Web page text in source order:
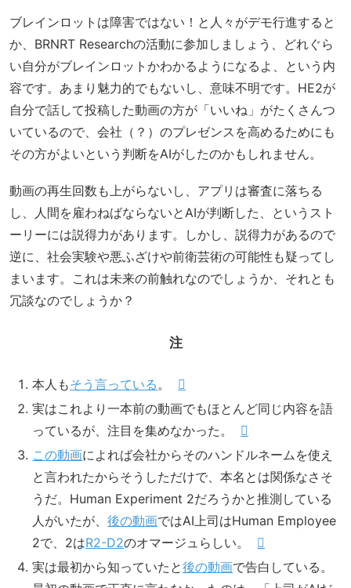
ブレインロットは障害ではない！と人々がデモ行進すると
か、BRNRT Researchの活動に参加しましょう、どれぐら
い自分がブレインロットかわかるようになるよ、という内
容です。あまり魅力的でもないし、意味不明です。HE2が
自分で話して投稿した動画の方が「いいね」がたくさんつ
いているので、会社（？）のプレゼンスを高めるためにも
その方がよいという判断をAIがしたのかもしれません。
動画の再生回数も上がらないし、アプリは審査に落ちる
し、人間を雇わねばならないとAIが判断した、というスト
ーリーには説得力があります。しかし、説得力があるので
逆に、社会実験や悪ふざけや前衛芸術の可能性も疑ってし
まいます。これは未来の前触れなのでしょうか、それとも
冗談なのでしょうか？
注
本人もそう言っている 。
実はこれより一本前の動画でもほとんど同じ内容を語
っているが、注目を集めなかった。
この動画によれば会社からそのハンドルネームを使え
と言われたからそうしただけで、本名とは関係なさそ
うだ。Human Experiment 2だろうかと推測している
人がいたが、後の動画ではAI上司はHuman Employee
2で、2はR2-D2のオマージュらしい。
実は最初から知っていたと後の動画で告白している。